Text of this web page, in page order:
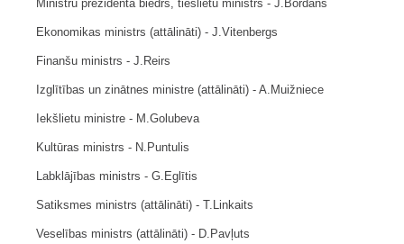
Ministru prezidenta biedrs, tieslietu ministrs - J.Bordāns
Ekonomikas ministrs (attālināti) - J.Vitenbergs
Finanšu ministrs - J.Reirs
Izglītības un zinātnes ministre (attālināti) - A.Muižniece
Iekšlietu ministre - M.Golubeva
Kultūras ministrs - N.Puntulis
Labklājības ministrs - G.Eglītis
Satiksmes ministrs (attālināti) - T.Linkaits
Veselības ministrs (attālināti) - D.Pavļuts